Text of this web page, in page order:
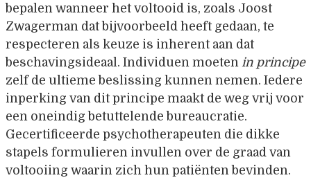
bepalen wanneer het voltooid is, zoals Joost
Zwagerman dat bijvoorbeeld heeft gedaan, te
respecteren als keuze is inherent aan dat
beschavingsideaal. Individuen moeten in principe
zelf de ultieme beslissing kunnen nemen. Iedere
inperking van dit principe maakt de weg vrij voor
een oneindig betuttelende bureaucratie.
Gecertificeerde psychotherapeuten die dikke
stapels formulieren invullen over de graad van
voltooiing waarin zich hun patiënten bevinden.